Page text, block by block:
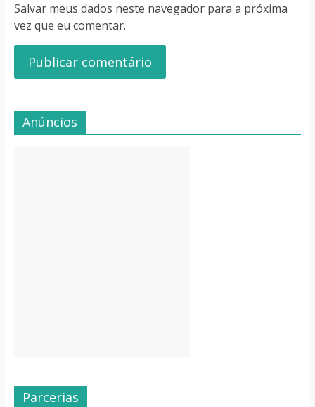
Salvar meus dados neste navegador para a próxima
vez que eu comentar.
Anúncios
Parcerias